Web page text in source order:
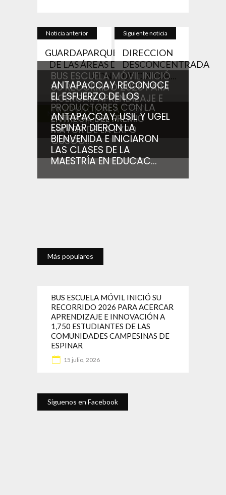
Noticia anterior
GUARDAPARQUES
DE LAS ÁREAS DE
CONS...
Siguiente noticia
DIRECCION
DESCONCENTRADA
DE CULTUR...
Noticias relacionadas
BUS ESCUELA MÓVIL INICIÓ
SU RECORRIDO 2026 PARA
ACERCAR APRENDIZAJE E
INNOVACIÓN A 1,750
ESTUDIANTES...
ANTAPACCAY RECONOCE
EL ESFUERZO DE LOS
PRODUCTORES CON LA
ENTREGA DEL PREMIO
MAYOR DE LA EXPO
CUSCO...
ANTAPACCAY, USIL Y UGEL
ESPINAR DIERON LA
BIENVENIDA E INICIARON
LAS CLASES DE LA
MAESTRÍA EN EDUCAC...
Más populares
BUS ESCUELA MÓVIL INICIÓ SU
RECORRIDO 2026 PARA ACERCAR
APRENDIZAJE E INNOVACIÓN A
1,750 ESTUDIANTES DE LAS
COMUNIDADES CAMPESINAS DE
ESPINAR
15 julio, 2026
Síguenos en Facebook